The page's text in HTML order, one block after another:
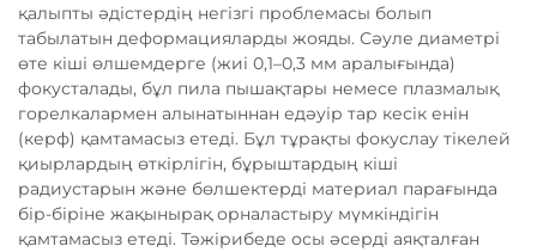
қалыпты әдістердің негізгі проблемасы болып
табылатын деформацияларды жояды. Сәуле диаметрі
өте кіші өлшемдерге (жиі 0,1–0,3 мм аралығында)
фокусталады, бұл пила пышақтары немесе плазмалық
горелкалармен алынатыннан едәуір тар кесік енін
(керф) қамтамасыз етеді. Бұл тұрақты фокуслау тікелей
қиырлардың өткірлігін, бұрыштардың кіші
радиустарын және бөлшектерді материал парағында
бір-біріне жақынырақ орналастыру мүмкіндігін
қамтамасыз етеді. Тәжірибеде осы әсерді аяқталған